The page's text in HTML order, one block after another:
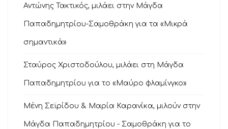
Αντώνης Τακτικός, μιλάει στην Μάγδα
Παπαδημητρίου-Σαμοθράκη για τα «Μικρά
σημαντικά»
Σταύρος Χριστοδούλου, μιλάει στη Μάγδα
Παπαδημητρίου για το «Μαύρο φλαμίνγκο»
Μένη Σεϊρίδου & Μαρία Καρανίκα, μιλούν στην
Μάγδα Παπαδημητρίου - Σαμοθράκη για το